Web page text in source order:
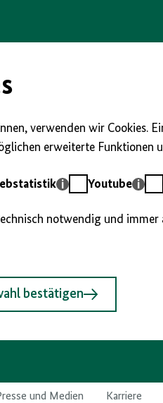
verwenden wir Cookies.
erweiterte Funktionen
YoutubeYoutube
notwendig und
bestätigen
und Medien Karriere